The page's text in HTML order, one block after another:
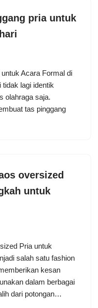
pria untuk
Acara Formal di
tidak lagi identik
olahraga saja.
tas pinggang
oversized
untuk
Pria untuk
salah satu fashion
kesan
dalam berbagai
dari potongan…